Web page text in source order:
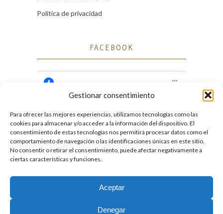
Gestionar consentimiento
Para ofrecer las mejores experiencias, utilizamos tecnologías como las
cookies para almacenar y/o acceder a la información del dispositivo. El
consentimiento de estas tecnologías nos permitirá procesar datos como el
comportamiento de navegación o las identificaciones únicas en este sitio.
No consentir o retirar el consentimiento, puede afectar negativamente a
ciertas características y funciones.
Aceptar
Denegar
Política de privacidad
FACEBOOK
Facebook
Haz clic para aceptar cookies de marketing
y permitir este contenido